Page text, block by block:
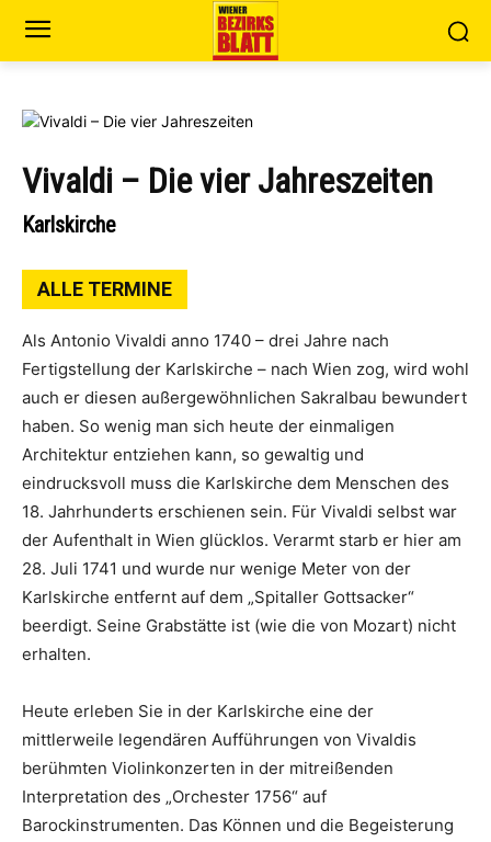
Vivaldi – Die vier Jahreszeiten
Karlskirche
ALLE TERMINE
Als Antonio Vivaldi anno 1740 – drei Jahre nach
Fertigstellung der Karlskirche – nach Wien zog, wird wohl
auch er diesen außergewöhnlichen Sakralbau bewundert
haben. So wenig man sich heute der einmaligen
Architektur entziehen kann, so gewaltig und
eindrucksvoll muss die Karlskirche dem Menschen des
18. Jahrhunderts erschienen sein. Für Vivaldi selbst war
der Aufenthalt in Wien glücklos. Verarmt starb er hier am
28. Juli 1741 und wurde nur wenige Meter von der
Karlskirche entfernt auf dem „Spitaller Gottsacker“
beerdigt. Seine Grabstätte ist (wie die von Mozart) nicht
erhalten.
Heute erleben Sie in der Karlskirche eine der
mittlerweile legendären Aufführungen von Vivaldis
berühmten Violinkonzerten in der mitreißenden
Interpretation des „Orchester 1756“ auf
Barockinstrumenten. Das Können und die Begeisterung